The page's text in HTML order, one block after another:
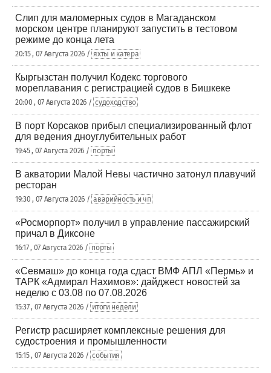
Слип для маломерных судов в Магаданском
морском центре планируют запустить в тестовом
режиме до конца лета
20:15 , 07 Августа 2026 / яхты и катера
Кыргызстан получил Кодекс торгового
мореплавания с регистрацией судов в Бишкеке
20:00 , 07 Августа 2026 / судоходство
В порт Корсаков прибыл специализированный флот
для ведения дноуглубительных работ
19:45 , 07 Августа 2026 / порты
В акватории Малой Невы частично затонул плавучий
ресторан
19:30 , 07 Августа 2026 / аварийность и чп
«Росморпорт» получил в управление пассажирский
причал в Диксоне
16:17 , 07 Августа 2026 / порты
«Севмаш» до конца года сдаст ВМФ АПЛ «Пермь» и
ТАРК «Адмирал Нахимов»: дайджест новостей за
неделю с 03.08 по 07.08.2026
15:37 , 07 Августа 2026 / итоги недели
Регистр расширяет комплексные решения для
судостроения и промышленности
15:15 , 07 Августа 2026 / события